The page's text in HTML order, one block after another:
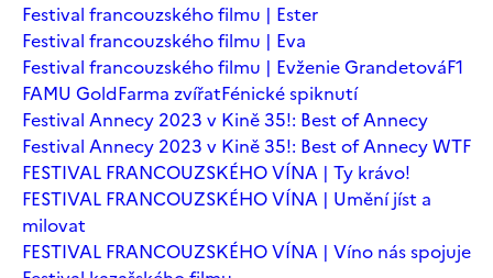
Festival francouzského filmu | Ester
Festival francouzského filmu | Eva
Festival francouzského filmu | Evženie GrandetováF1
FAMU GoldFarma zvířatFénické spiknutí
Festival Annecy 2023 v Kině 35!: Best of Annecy
Festival Annecy 2023 v Kině 35!: Best of Annecy WTF
FESTIVAL FRANCOUZSKÉHO VÍNA | Ty krávo!
FESTIVAL FRANCOUZSKÉHO VÍNA | Umění jíst a
milovat
FESTIVAL FRANCOUZSKÉHO VÍNA | Víno nás spojuje